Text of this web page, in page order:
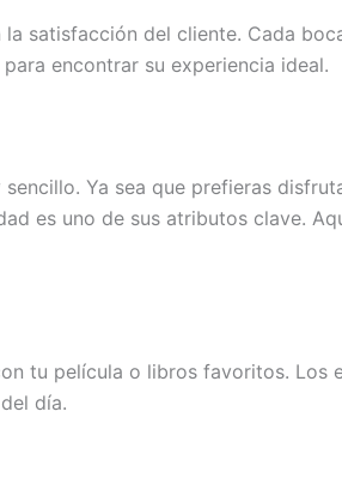
satisfacción del cliente. Cada
encontrar su experiencia ideal.
Ya sea que prefieras
es uno de sus atributos clave.
tu película o libros favoritos.
día.